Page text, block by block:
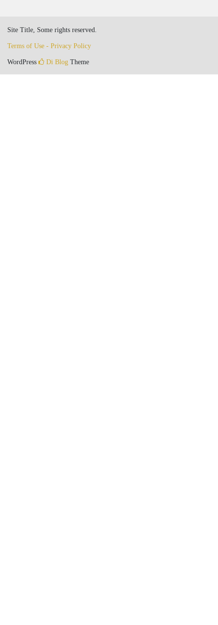
Site Title, Some rights reserved.
Terms of Use - Privacy Policy
WordPress Di Blog Theme